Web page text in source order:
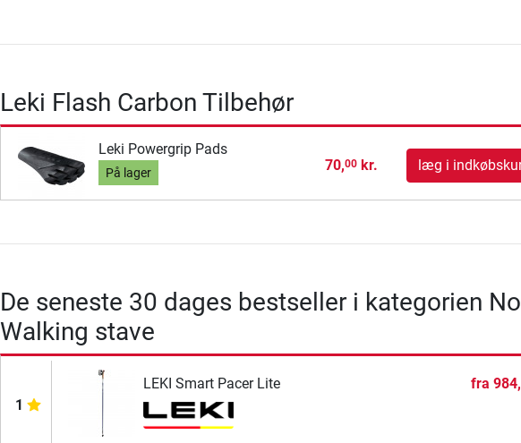
Leki Flash Carbon Tilbehør
Leki Powergrip Pads
På lager 70,00kr. læg i
De seneste 30 dages bestseller i kategorien
Walking stave
1
LEKI Smart Pacer Lite fra984,